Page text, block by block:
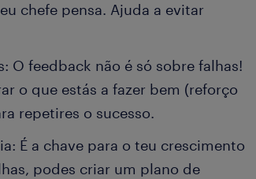
chefe pensa. Ajuda a evitar
O feedback não é só sobre falhas!
o que estás a fazer bem (reforço
repetires o sucesso.
É a chave para o teu crescimento
podes criar um plano de